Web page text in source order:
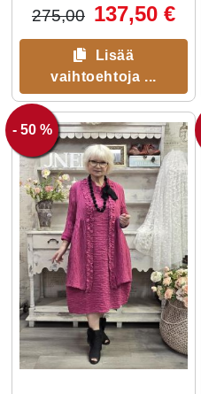
275,00 137,50 €
Lisää
vaihtoehtoja ...
- 50 %